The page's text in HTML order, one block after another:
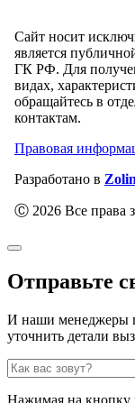
Сайт носит
является
ГК РФ. Для
видах,
обращайтесь в
контактам.
Правовая
Разработано в
Ⓒ 2026 Все права
Отправьте
И наши менеджеры
уточнить детали
Нажимая на кнопку